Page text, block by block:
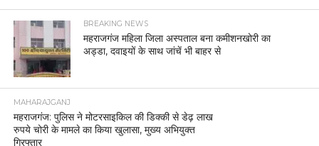
BREAKING NEWS
महराजगंज महिला जिला अस्पताल बना कमीशनखोरी का
अड्डा, दवाइयों के साथ जांचें भी बाहर से
MAHARAJGANJ
महराजगंज: पुलिस ने मोटरसाइकिल की डिक्की से डेढ़ लाख
रुपये चोरी के मामले का किया खुलासा, मुख्य अभियुक्त
गिरफ्तार